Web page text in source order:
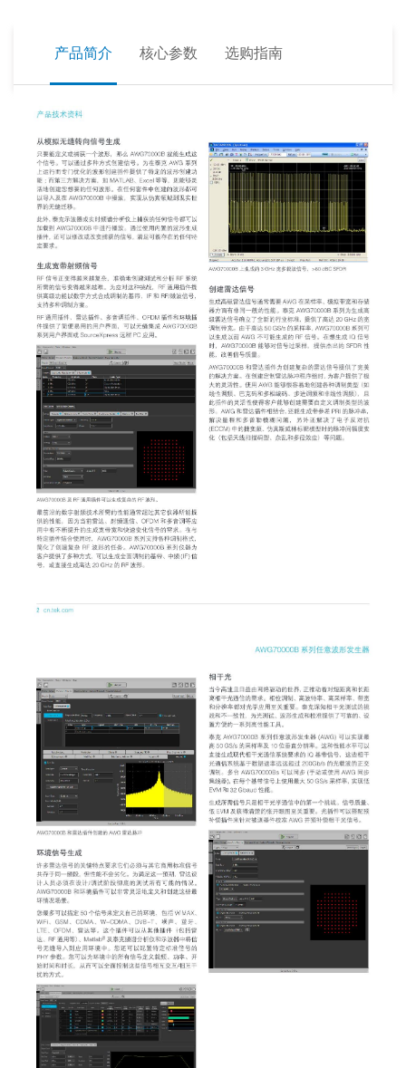
产品简介 核心参数 选购指南